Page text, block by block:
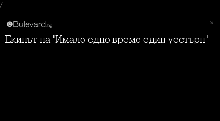
/
Екипът на "Имало едно време един уестърн"